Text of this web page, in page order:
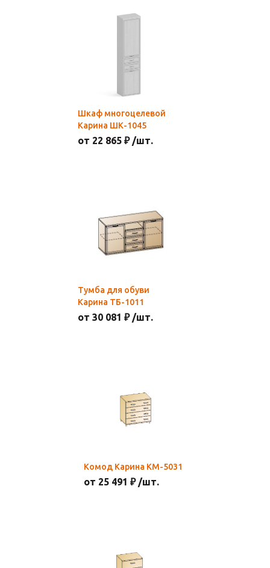
Шкаф многоцелевой
Карина ШК-1045
от 22 865 ₽ /шт.
Тумба для обуви
Карина ТБ-1011
от 30 081 ₽ /шт.
Комод Карина КМ-5031
от 25 491 ₽ /шт.